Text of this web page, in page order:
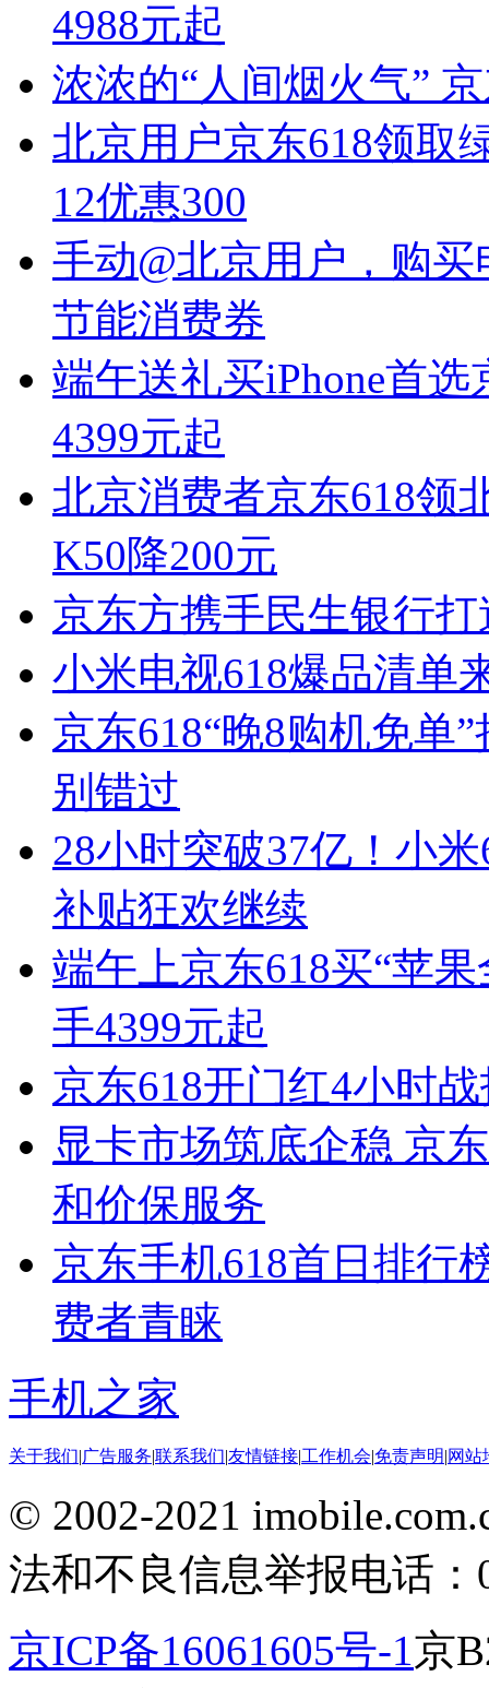
4988元起
浓浓的“人间烟火气”
北京用户京东618领取
12优惠300
手动@北京用户，购
节能消费券
端午送礼买iPhone首选
4399元起
北京消费者京东618领
K50降200元
京东方携手民生银行
小米电视618爆品清单
京东618“晚8购机免单
别错过
28小时突破37亿！小
补贴狂欢继续
端午上京东618买“苹
手4399元起
京东618开门红4小时
显卡市场筑底企稳 京
和价保服务
京东手机618首日排行
费者青睐
手机之家
关于我们|广告服务|联系我们|友情链接|工作机会|免责声明|网站
© 2002-2021
法和不良信息举报电话：
京ICP备16061605号-1京